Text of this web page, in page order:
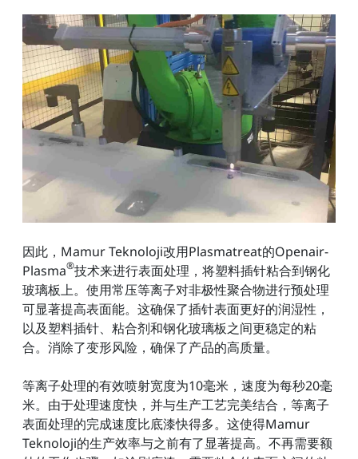
因此，Mamur Teknoloji改用Plasmatreat的Openair-
Plasma®技术来进行表面处理，将塑料插针粘合到钢化
玻璃板上。使用常压等离子对非极性聚合物进行预处理
可显著提高表面能。这确保了插针表面更好的润湿性，
以及塑料插针、粘合剂和钢化玻璃板之间更稳定的粘
合。消除了变形风险，确保了产品的高质量。
等离子处理的有效喷射宽度为10毫米，速度为每秒20毫
米。由于处理速度快，并与生产工艺完美结合，等离子
表面处理的完成速度比底漆快得多。这使得Mamur
Teknoloji的生产效率与之前有了显著提高。不再需要额